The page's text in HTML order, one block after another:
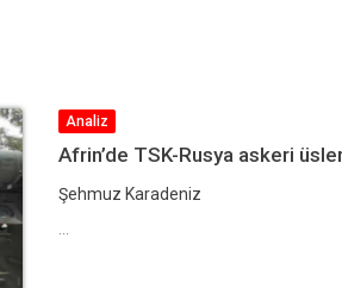
Analiz
Afrin’de TSK-Rusya askeri
Şehmuz Karadeniz